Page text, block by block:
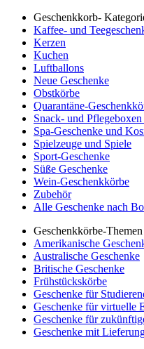
Geschenkkorb-
Kaffee- und
Kerzen
Kuchen
Luftballons
Neue Geschenke
Obstkörbe
Quarantäne-
Snack- und
Spa-Geschenke und
Spielzeuge und Spiele
Sport-Geschenke
Süße Geschenke
Wein-Geschenkkörbe
Zubehör
Alle Geschenke nach
Geschenkkörbe-Themen
Amerikanische
Australische Geschenke
Britische Geschenke
Frühstückskörbe
Geschenke für
Geschenke für virtuelle
Geschenke für
Geschenke mit